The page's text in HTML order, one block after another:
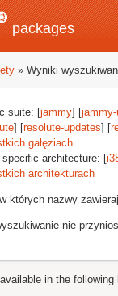
packages
» Wyniki
suite: [jammy] [
] [resolute-updates] [
gałęziach
architecture: [
architekturach
których nazwy
nie
in the following